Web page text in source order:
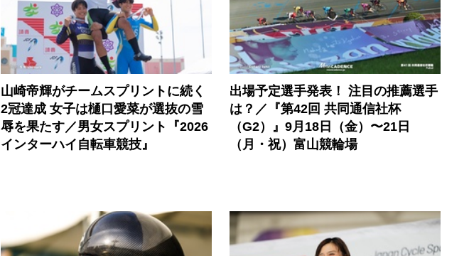
山崎帝輝がチームスプリントに続く
2冠達成 女子は樋口愛菜が選抜の雪
辱を果たす／男女スプリント『2026
インターハイ自転車競技』
出場予定選手発表！ 注目の推薦選手
は？／『第42回 共同通信社杯
（G2）』9月18日（金）〜21日
（月・祝）富山競輪場